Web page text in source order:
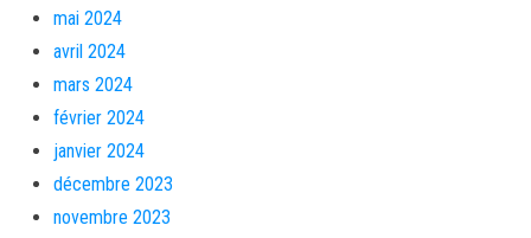
mai 2024
avril 2024
mars 2024
février 2024
janvier 2024
décembre 2023
novembre 2023